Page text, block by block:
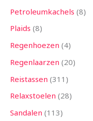
Petroleumkachels 8
Plaids 8
Regenhoezen 4
Regenlaarzen 20
Reistassen 311
Relaxstoelen 28
Sandalen 113